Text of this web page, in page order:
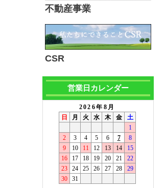
不動産事業
CSR
営業日カレンダー